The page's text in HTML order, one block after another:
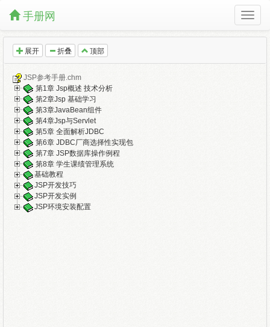
手册网
展开 折叠 顶部
JSP参考手册.chm
第1章 Jsp概述 技术分析
第2章Jsp 基础学习
第3章JavaBean组件
第4章Jsp与Servlet
第5章 全面解析JDBC
第6章 JDBC厂商选择性实现包
第7章 JSP数据库操作例程
第8章 学生课绩管理系统
基础教程
JSP开发技巧
JSP开发实例
JSP环境安装配置